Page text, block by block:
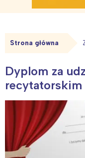
Strona główna
Dyplom za
recytatorskim